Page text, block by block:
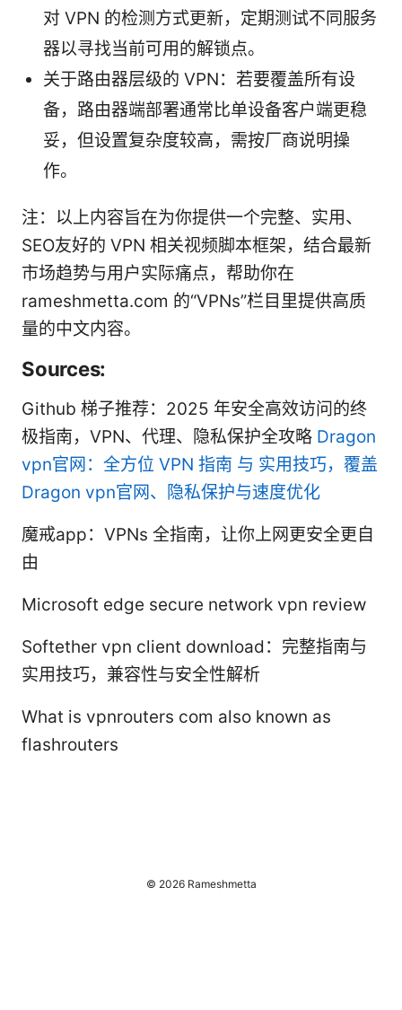
对 VPN 的检测方式更新，定期测试不同服务
器以寻找当前可用的解锁点。
关于路由器层级的 VPN：若要覆盖所有设
备，路由器端部署通常比单设备客户端更稳
妥，但设置复杂度较高，需按厂商说明操
作。
注：以上内容旨在为你提供一个完整、实用、
SEO友好的 VPN 相关视频脚本框架，结合最新
市场趋势与用户实际痛点，帮助你在
rameshmetta.com 的“VPNs”栏目里提供高质
量的中文内容。
Sources:
Github 梯子推荐：2025 年安全高效访问的终
极指南，VPN、代理、隐私保护全攻略 Dragon
vpn官网：全方位 VPN 指南 与 实用技巧，覆盖
Dragon vpn官网、隐私保护与速度优化
魔戒app：VPNs 全指南，让你上网更安全更自
由
Microsoft edge secure network vpn review
Softether vpn client download：完整指南与
实用技巧，兼容性与安全性解析
What is vpnrouters com also known as
flashrouters
© 2026 Rameshmetta